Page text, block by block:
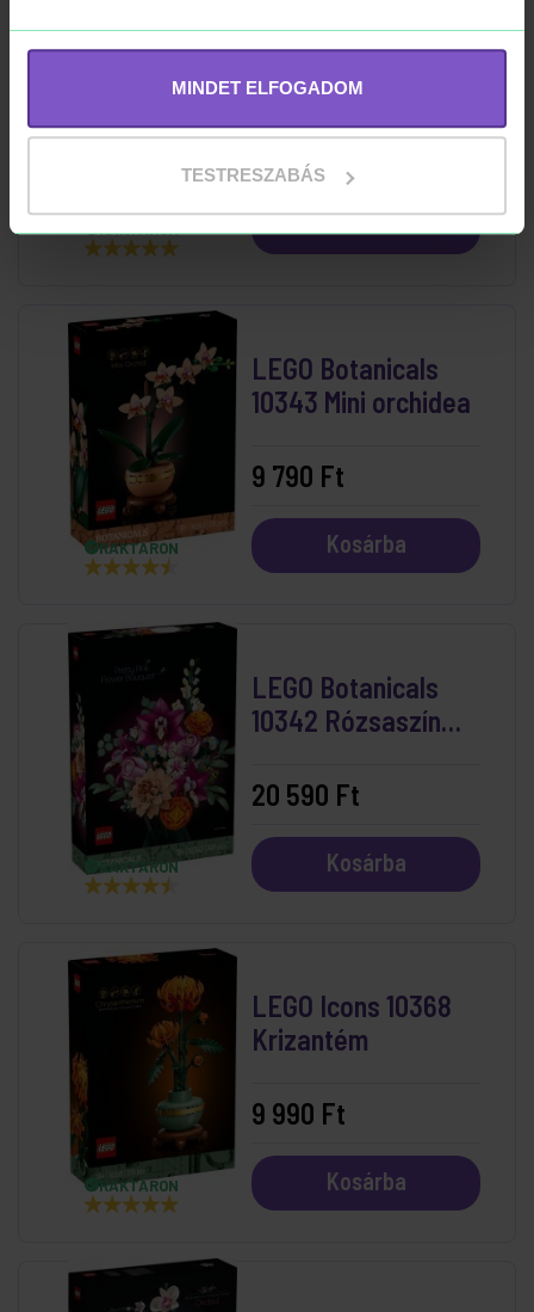
MINDET ELFOGADOM
TESTRESZABÁS
RAKTÁRON
LEGO Icons 10369
Szilvavirág
9 990 Ft
Kosárba
RAKTÁRON
LEGO Botanicals
10343 Mini orchidea
9 790 Ft
Kosárba
RAKTÁRON
LEGO Botanicals
10342 Rózsaszín
20 590 Ft
Kosárba
RAKTÁRON
LEGO Icons 10368
Krizantém
9 990 Ft
Kosárba